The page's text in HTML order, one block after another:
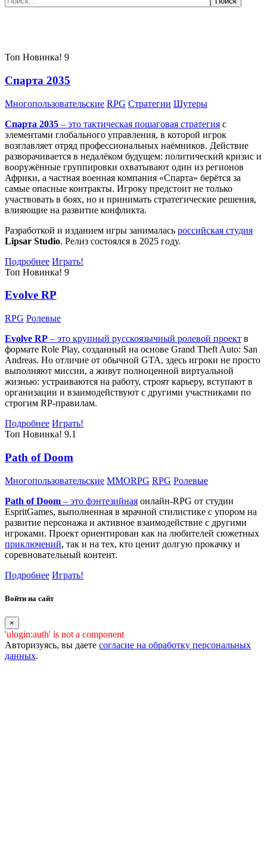
Топ Новинка! 9
Спарта 2035
Многопользовательские RPG Стратегии Шутеры
Спарта 2035 – это тактическая пошаговая стратегия с
элементами глобального управления, в которой игрок
возглавляет отряд профессиональных наёмников. Действие
разворачивается в недалёком будущем: политический кризис и
вооружённые группировки охватывают один из регионов
Африки, а частная военная компания «Спарта» берётся за
самые опасные контракты. Игроку предстоит не только
участвовать в боях, но и принимать стратегические решения,
влияющие на развитие конфликта.
Разработкой и изданием игры занималась российская студия
Lipsar Studio. Релиз состоялся в 2025 году.
Подробнее Играть!
Топ Новинка! 9
Evolve RP
RPG Ролевые
Evolve RP – это крупный русскоязычный ролевой проект в
формате Role Play, созданный на основе Grand Theft Auto: San
Andreas. Но отличие от обычной GTA, здесь игроки не просто
выполняют миссии, а живут полноценной виртуальной
жизнью: устраиваются на работу, строят карьеру, вступают в
организации и взаимодействуют с другими участниками по
строгим RP-правилам.
Подробнее Играть!
Топ Новинка! 9.1
Path of Doom
Многопользовательские MMORPG RPG Ролевые
Path of Doom – это фэнтезийная онлайн-RPG от студии
EspritGames, выполненная в мрачной стилистике с упором на
развитие персонажа и активное взаимодействие с другими
игроками. Проект ориентирован как на любителей сюжетных
приключений, так и на тех, кто ценит долгую прокачку и
соревновательный контент.
Подробнее Играть!
Войти на сайт
×
'ulogin:auth' is not a component
Авторизуясь, вы даете согласие на обработку персональных
данных.